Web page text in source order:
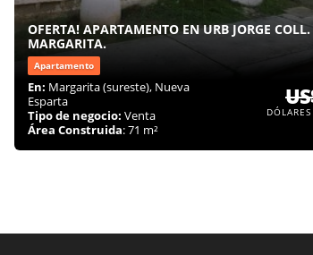
OFERTA! APARTAMENTO EN URB JORGE
MARGARITA.
Apartamento
En: Margarita (sureste), Nueva
Esparta
Tipo de negocio: Venta
Área Construida: 71 m²